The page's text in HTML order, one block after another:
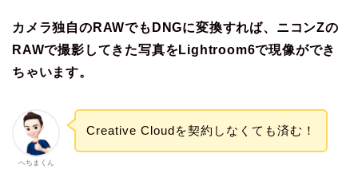
カメラ独自のRAWでもDNGに変換すれば、ニコンZの
RAWで撮影してきた写真をLightroom6で現像ができ
ちゃいます。
へちまくん
Creative Cloudを契約しなくても済む！